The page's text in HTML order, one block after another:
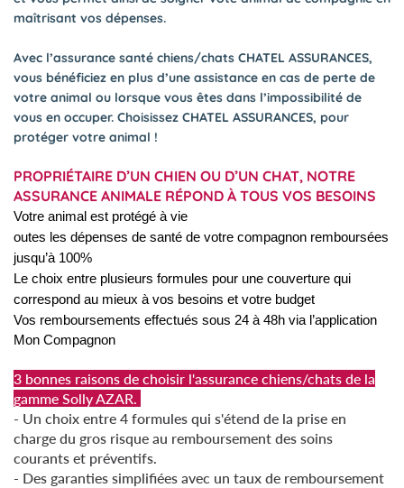
maîtrisant vos dépenses.
Avec l’assurance santé chiens/chats CHATEL ASSURANCES,
vous bénéficiez en plus d’une assistance en cas de perte de
votre animal ou lorsque vous êtes dans l’impossibilité de
vous en occuper. Choisissez CHATEL ASSURANCES, pour
protéger votre animal !
PROPRIÉTAIRE D’UN CHIEN OU D’UN CHAT, NOTRE
ASSURANCE ANIMALE RÉPOND À TOUS VOS BESOINS
Votre animal est protégé à vie
outes les dépenses de santé de votre compagnon remboursées
jusqu’à 100%
Le choix entre plusieurs formules pour une couverture qui
correspond au mieux à vos besoins et votre budget
Vos remboursements effectués sous 24 à 48h via l’application
Mon Compagnon
3 bonnes raisons de choisir l'assurance chiens/chats de la
gamme Solly AZAR.
- Un choix entre 4 formules qui s'étend de la prise en
charge du gros risque au remboursement des soins
courants et préventifs.
- Des garanties simplifiées avec un taux de remboursement